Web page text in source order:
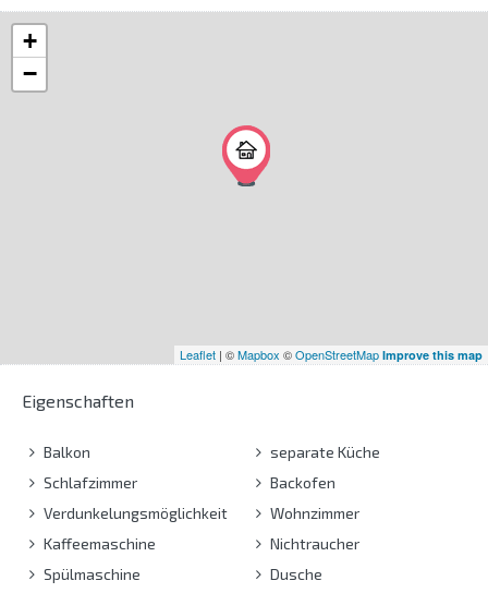
+
−
Leaflet | ©Mapbox ©OpenStreetMap Improve this map
Eigenschaften
Balkon
Schlafzimmer
Verdunkelungsmöglichkeit
Kaffeemaschine
Spülmaschine
separate Küche
Backofen
Wohnzimmer
Nichtraucher
Dusche